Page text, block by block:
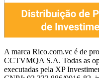
A marca Rico.com.vc é de
CCTVMQA S.A. Todas as
executadas pela XP